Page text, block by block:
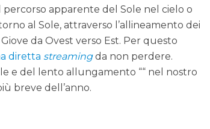
percorso apparente del Sole nel cielo o
al Sole, attraverso l’allineamento dei
da Ovest verso Est. Per questo
diretta streamingda non perdere.
e del lento allungamento ““ nel nostro
breve dell’anno.